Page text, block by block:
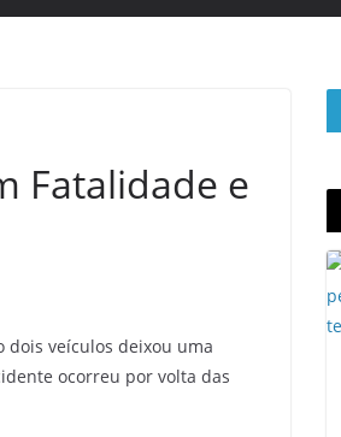
Fatalidade e
dois veículos deixou uma
ocorreu por volta das